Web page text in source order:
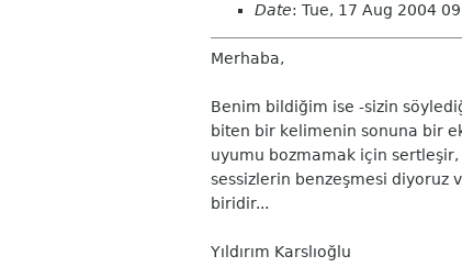
Date: Tue, 17 Aug 2004
Merhaba,
Benim bildiğim ise -sizin
biten bir kelimenin sonuna bir
uyumu bozmamak için
sessizlerin benzeşmesi diyoruz
biridir...
Yıldırım Karslıoğlu